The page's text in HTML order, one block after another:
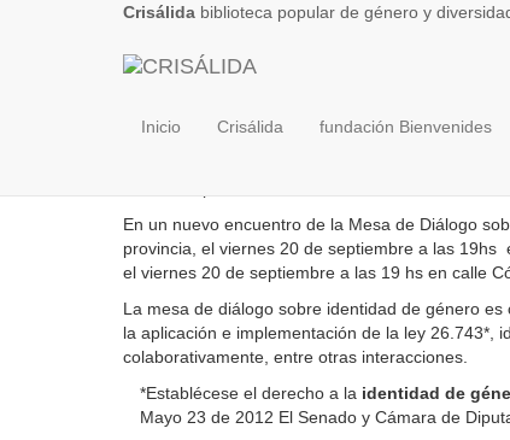
Crisálida biblioteca popular de género y
Inicio Crisálida fundación Bienvenides
Capítulo Salud
En un nuevo encuentro de la Mesa de Diálogo
provincia, el viernes 20 de septiembre a las 19hs
el viernes 20 de septiembre a las 19 hs en calle
La mesa de diálogo sobre identidad de género
la aplicación e implementación de la ley 26.743*,
colaborativamente, entre otras interacciones.
*Establécese el derecho a la identidad de
Mayo 23 de 2012 El Senado y Cámara de